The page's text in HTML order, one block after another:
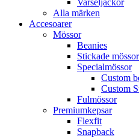
Varseljackor
Alla märken
Accesoarer
Mössor
Beanies
Stickade mössor
Specialmössor
Custom
Custom
Fulmössor
Premiumkepsar
Flexfit
Snapback